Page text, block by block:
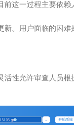
这一过程主要依
。用户面临的困
性允许审查人员